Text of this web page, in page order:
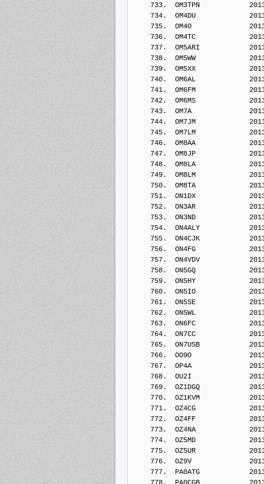
733.  OM3TPN
734.  OM4DU
735.  OM4O
736.  OM4TC
737.  OM5ARI
738.  OM5WW
739.  OM5XX
740.  OM6AL
741.  OM6FM
742.  OM6MS
743.  OM7A
744.  OM7JM
745.  OM7LM
746.  OM8AA
747.  OM8JP
748.  OM8LA
749.  OM8LM
750.  OM8TA
751.  ON1DX
752.  ON3AR
753.  ON3ND
754.  ON4ALY
755.  ON4CJK
756.  ON4FG
757.  ON4VDV
758.  ON5GQ
759.  ON5HY
760.  ON5IO
761.  ON5SE
762.  ON5WL
763.  ON6FC
764.  ON7CC
765.  ON7USB
766.  OO9O
767.  OP4A
768.  OU2I
769.  OZ1DGQ
770.  OZ1KVM
771.  OZ4CG
772.  OZ4FF
773.  OZ4NA
774.  OZ5MD
775.  OZ5UR
776.  OZ9V
777.  PA0ATG